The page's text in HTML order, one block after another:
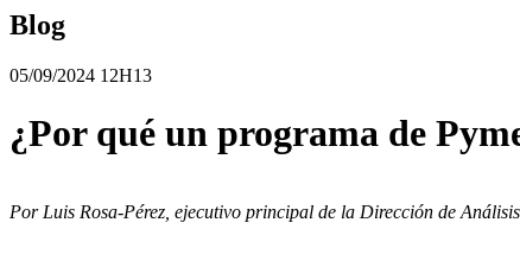
Blog
05/09/2024 12H13
¿Por qué un programa de
Por Luis Rosa-Pérez, ejecutivo principal de la Dirección de